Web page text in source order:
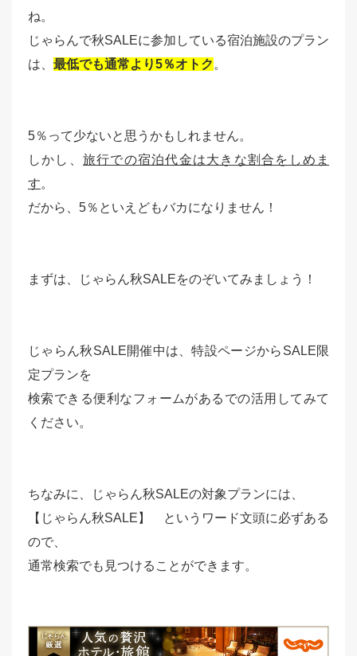
ね。
じゃらんで秋SALEに参加している宿泊施設のプラン
は、 最低でも通常より5％オトク 。
5％って少ないと思うかもしれません。
しかし、 旅行での宿泊代金は大きな割合をしめま
す。
だから、5％といえどもバカになりません！
まずは、じゃらん秋SALEをのぞいてみましょう！
じゃらん秋SALE開催中は、特設ページからSALE限
定プランを
検索できる便利なフォームがあるでの活用してみて
ください。
ちなみに、じゃらん秋SALEの対象プランには、
【じゃらん秋SALE】 というワード文頭に必ずある
ので、
通常検索でも見つけることができます。